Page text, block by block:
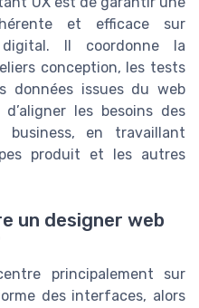
et efficace sur
digital. Il coordonne la
conception, les tests
données issues du web
les besoins des
en travaillant
produit et les autres
un designer web
principalement sur
des interfaces, alors